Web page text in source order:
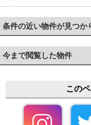
条件の近い物件が見つか
今まで閲覧した物件
この